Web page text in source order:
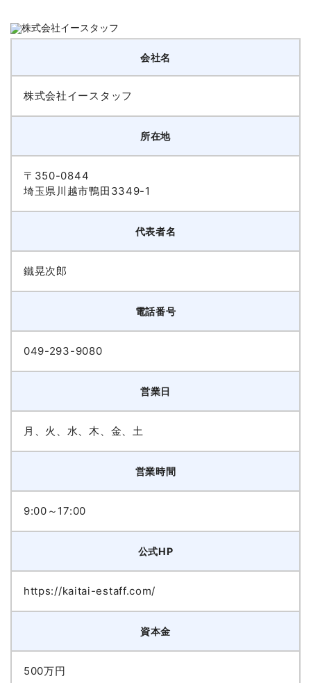
会社名
株式会社イースタッフ
所在地
〒350-0844
埼玉県川越市鴨田3349-1
代表者名
鐵晃次郎
電話番号
049-293-9080
営業日
月、火、水、木、金、土
営業時間
9:00～17:00
公式HP
https://kaitai-estaff.com/
資本金
500万円